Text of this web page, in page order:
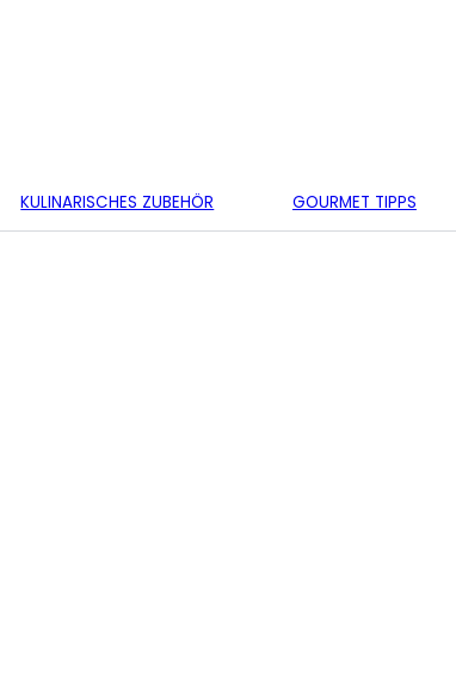
KULINARISCHES ZUBEHÖR GOURMET TIPPS